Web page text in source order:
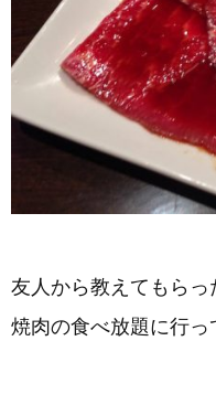
友人から教えてもら
焼肉の食べ放題に行っ